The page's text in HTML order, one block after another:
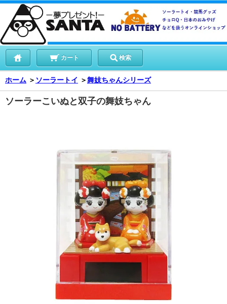
カート 検索
ホーム ＞ ソーラートイ ＞舞妓ちゃんシリーズ
ソーラーこいぬと双子の舞妓ちゃん